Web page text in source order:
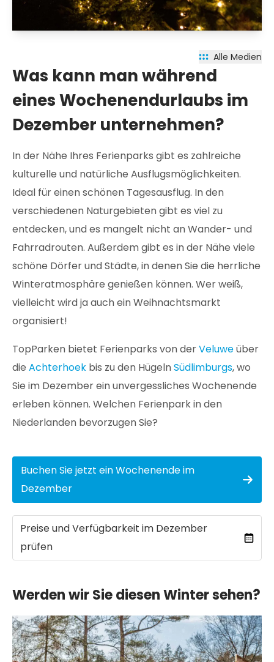
Alle Medien
Was kann man während
eines Wochenendurlaubs im
Dezember unternehmen?
In der Nähe Ihres Ferienparks gibt es zahlreiche
kulturelle und natürliche Ausflugsmöglichkeiten.
Ideal für einen schönen Tagesausflug. In den
verschiedenen Naturgebieten gibt es viel zu
entdecken, und es mangelt nicht an Wander- und
Fahrradrouten. Außerdem gibt es in der Nähe viele
schöne Dörfer und Städte, in denen Sie die herrliche
Winteratmosphäre genießen können. Wer weiß,
vielleicht wird ja auch ein Weihnachtsmarkt
organisiert!
TopParken bietet Ferienparks von derVeluweüber
die Achterhoek bis zu den HügelnSüdlimburgs, wo
Sie im Dezember ein unvergessliches Wochenende
erleben können. Welchen Ferienpark in den
Niederlanden bevorzugen Sie?
Buchen Sie jetzt ein Wochenende im
Dezember
Preise und Verfügbarkeit im Dezember
prüfen
Werden wir Sie diesen Winter sehen?